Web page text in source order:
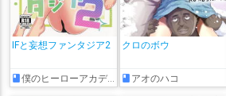
IFと妄想ファンタジア2
僕のヒーローアカデミア
クロのボウ
アオのハコ